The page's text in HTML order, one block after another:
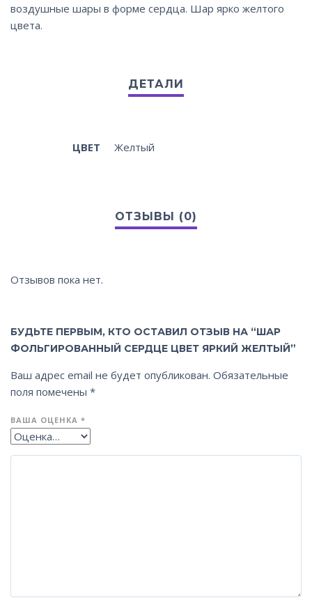
воздушные шары в форме сердца. Шар ярко желтого
цвета.
ЦВЕТ Желтый
Отзывов пока нет.
БУДЬТЕ ПЕРВЫМ, КТО ОСТАВИЛ ОТЗЫВ НА “ШАР
ФОЛЬГИРОВАННЫЙ СЕРДЦЕ ЦВЕТ ЯРКИЙ ЖЕЛТЫЙ”
Ваш адрес email не будет опубликован. Обязательные
поля помечены *
ВАША ОЦЕНКА *